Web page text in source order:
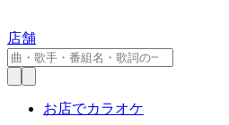
店舗
お店でカラオケ